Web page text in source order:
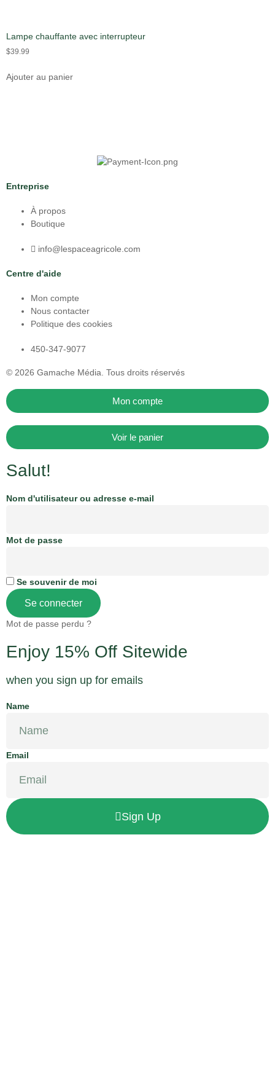
Lampe chauffante avec interrupteur
$39.99
Ajouter au panier
Entreprise
À propos
Boutique
info@lespaceagricole.com
Centre d'aide
Mon compte
Nous contacter
Politique des cookies
450-347-9077
© 2026 Gamache Média. Tous droits réservés
Mon compte
Voir le panier
Salut!
Nom d'utilisateur ou adresse e-mail
Mot de passe
Se souvenir de moi
Se connecter
Mot de passe perdu ?
Enjoy 15% Off Sitewide
when you sign up for emails
Name
Email
Sign Up